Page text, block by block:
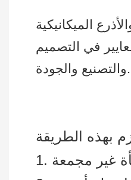
الميكانيكية
في التصميم
والتصنيع والجودة.